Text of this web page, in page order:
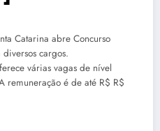
Catarina abre Concurso
cargos.
várias vagas de nível
remuneração é de até R$ R$